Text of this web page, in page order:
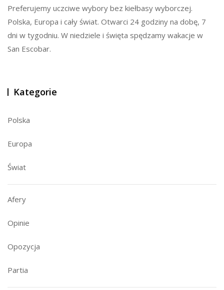
Preferujemy uczciwe wybory bez kiełbasy wyborczej.
Polska, Europa i cały świat. Otwarci 24 godziny na dobę, 7
dni w tygodniu. W niedziele i święta spędzamy wakacje w
San Escobar.
Kategorie
Polska
Europa
Świat
Afery
Opinie
Opozycja
Partia